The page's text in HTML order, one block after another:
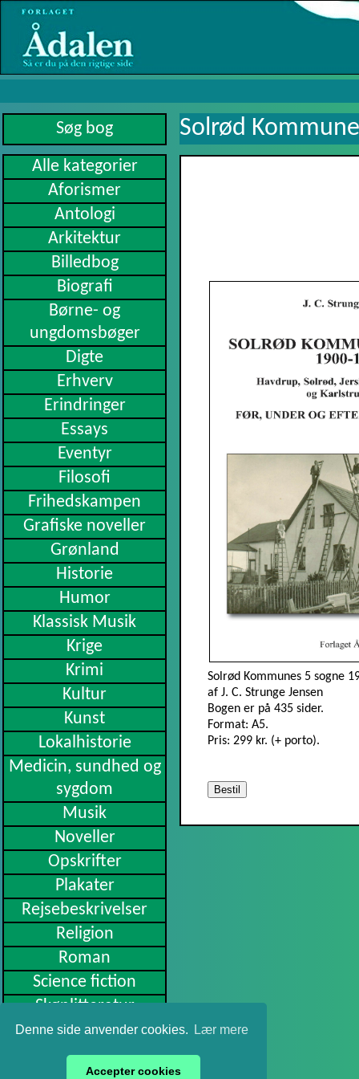
Denne side anvender cookies. Lær mere
Accepter cookies
Alle kategorier
Aforismer
Antologi
Arkitektur
Billedbog
Biografi
Børne- og
ungdomsbøger
Digte
Erhverv
Erindringer
Essays
Eventyr
Filosofi
Frihedskampen
Grafiske noveller
Grønland
Historie
Humor
Klassisk Musik
Krige
Krimi
Kultur
Kunst
Lokalhistorie
Medicin, sundhed og
sygdom
Musik
Noveller
Opskrifter
Plakater
Rejsebeskrivelser
Religion
Roman
Science fiction
Skønlitteratur
Slægtsbøger
Sport
Solrød
Solrød Kommunes 5 sogne
af J. C. Strunge Jensen
Bogen er på 435 sider.
Format: A5.
Pris: 299 kr. (+ porto).
Bestil